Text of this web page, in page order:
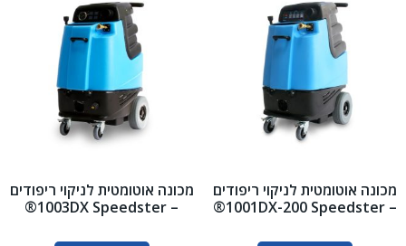
מכונה אוטומטית לניקוי ריפודים
– 1001DX-200 Speedster®
מכונה אוטומטית לניקוי ריפודים
– 1003DX Speedster®